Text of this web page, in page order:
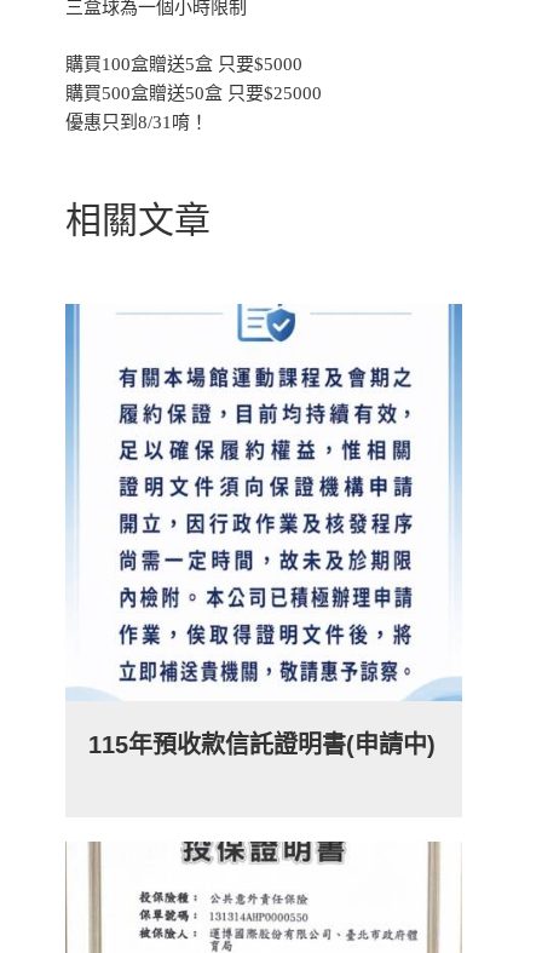
三盒球為一個小時限制
購買100盒贈送5盒 只要$5000
購買500盒贈送50盒 只要$25000
優惠只到8/31唷！
相關文章
115年預收款信託證明書(申請中)